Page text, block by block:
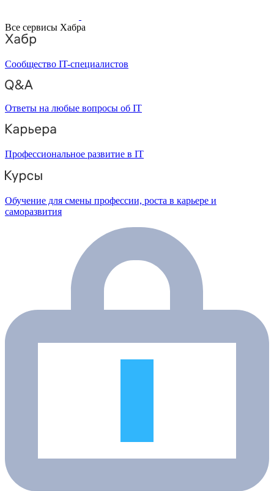
Все сервисы Хабра
Сообщество IT-специалистов
Ответы на любые вопросы об IT
Профессиональное развитие в IT
Обучение для смены профессии, роста в карьере и
саморазвития